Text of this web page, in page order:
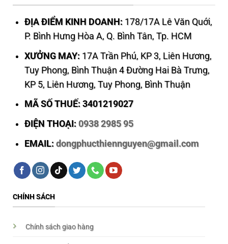
ĐỊA ĐIỂM KINH DOANH: 178/17A Lê Văn Quới,
P. Bình Hưng Hòa A, Q. Bình Tân, Tp. HCM
XƯỞNG MAY: 17A Trần Phú, KP 3, Liên Hương,
Tuy Phong, Bình Thuận 4 Đường Hai Bà Trưng,
KP 5, Liên Hương, Tuy Phong, Bình Thuận
MÃ SỐ THUẾ: 3401219027
ĐIỆN THOẠI: 0938 2985 95
EMAIL: dongphucthiennguyen@gmail.com
CHÍNH SÁCH
Chính sách giao hàng